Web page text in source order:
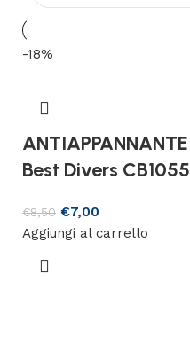
-18%
ANTIAPPANNANTE
Best Divers CB1055
€8,50 €7,00
Aggiungi al carrello